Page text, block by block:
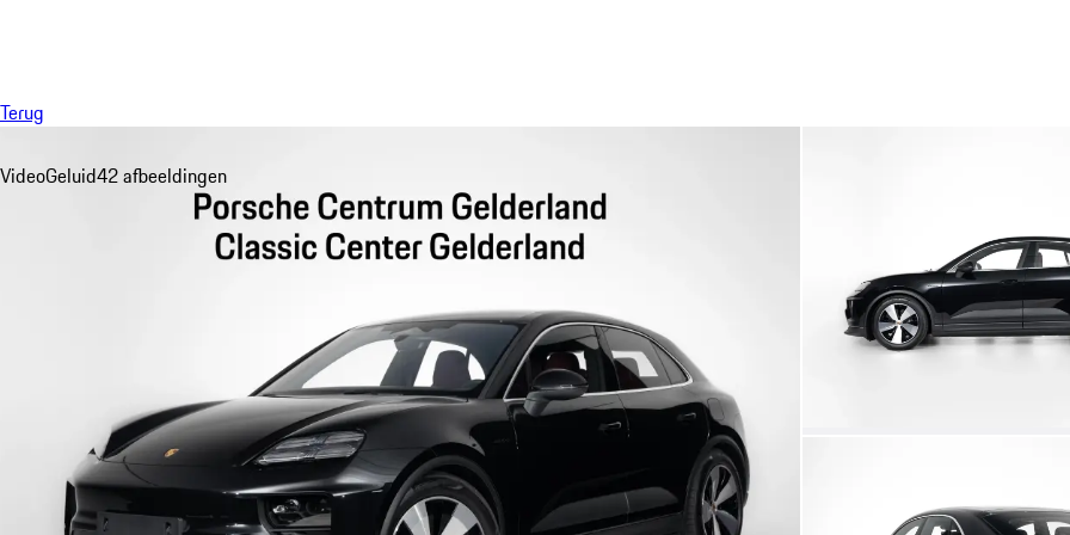
Terug
VideoGeluid42 afbeeldingen